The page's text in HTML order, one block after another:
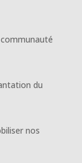
du
nos